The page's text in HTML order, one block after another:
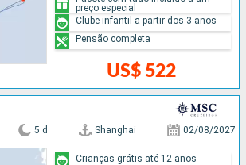
US$ 522
preço especial
Clube infantil a partir dos 3 anos
Pensão completa
5 d Shanghai 02/08/2027
Crianças grátis até 12 anos